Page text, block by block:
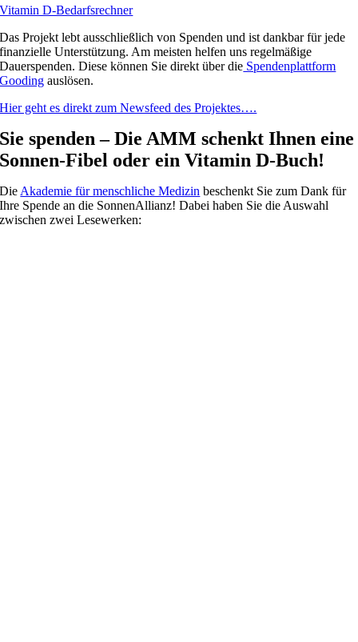
Vitamin D-Bedarfsrechner
Das Projekt lebt ausschließlich von Spenden und ist dankbar für jede
finanzielle Unterstützung. Am meisten helfen uns regelmäßige
Dauerspenden. Diese können Sie direkt über die Spendenplattform
Gooding auslösen.
Hier geht es direkt zum Newsfeed des Projektes….
Sie spenden – Die AMM schenkt Ihnen eine
Sonnen-Fibel oder ein Vitamin D-Buch!
Die Akademie für menschliche Medizin beschenkt Sie zum Dank für
Ihre Spende an die SonnenAllianz! Dabei haben Sie die Auswahl
zwischen zwei Lesewerken: